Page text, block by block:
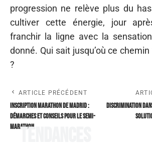
progression ne relève plus du
cultiver cette énergie, jour
franchir la ligne avec la
donné. Qui sait jusqu’où ce
?
ARTICLE PRÉCÉDENT
Inscription Marathon de Madrid :
démarches et conseils pour le semi-
marathon
Discrimination
Tendances